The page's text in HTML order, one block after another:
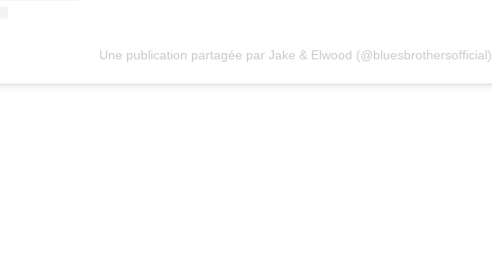
Une publication partagée par Jake & Elwood (@bluesbrothersofficial)